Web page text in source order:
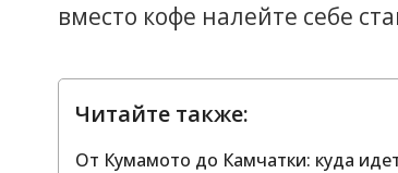
вместо кофе налейте себе
Читайте также:
От Кумамото до Камчатки: куда